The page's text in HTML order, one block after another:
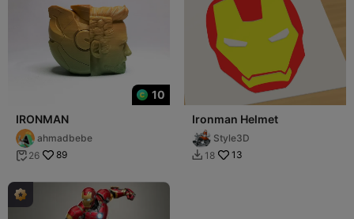
10
IRONMAN
ahmadbebe
 26 89
Ironman Helmet
Style3D
 18 13